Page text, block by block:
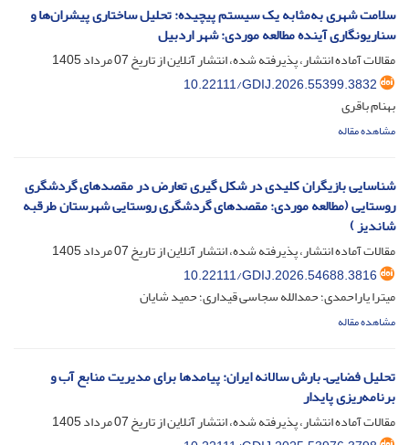
سلامت شهری به‌مثابه یک سیستم پیچیده: تحلیل ساختاری پیشران‌ها و
سناریونگاری آینده مطالعه موردی: شهر اردبیل
مقالات آماده انتشار، پذیرفته شده، انتشار آنلاین از تاریخ07 مرداد 1405
10.22111/GDIJ.2026.55399.3832
بهنام باقری
مشاهده مقاله
شناسایی بازیگران کلیدی در شکل گیری تعارض در مقصدهای گردشگری
روستایی (مطالعه موردی: مقصدهای گردشگری روستایی شهرستان طرقبه
شاندیز )
مقالات آماده انتشار، پذیرفته شده، انتشار آنلاین از تاریخ07 مرداد 1405
10.22111/GDIJ.2026.54688.3816
میترا یاراحمدی؛ حمدالله سجاسی قیداری؛ حمید شایان
مشاهده مقاله
تحلیل فضایی– بارش سالانه ایران: پیامدها برای مدیریت منابع آب و
برنامه‌ریزی پایدار
مقالات آماده انتشار، پذیرفته شده، انتشار آنلاین از تاریخ07 مرداد 1405